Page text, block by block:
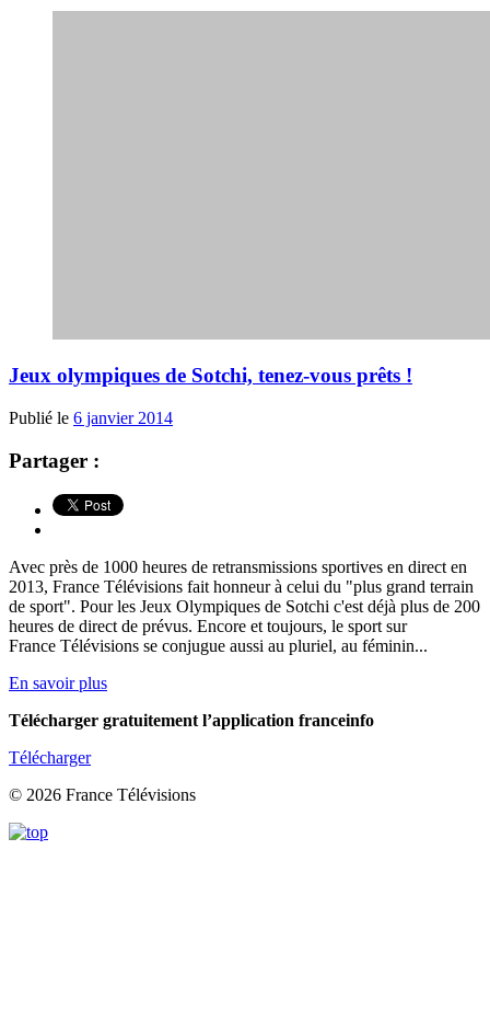
Jeux olympiques de Sotchi, tenez-vous prêts !
Publié le 6 janvier 2014
Partager :
Avec près de 1000 heures de retransmissions sportives en direct en
2013, France Télévisions fait honneur à celui du "plus grand terrain
de sport". Pour les Jeux Olympiques de Sotchi c'est déjà plus de 200
heures de direct de prévus. Encore et toujours, le sport sur
France Télévisions se conjugue aussi au pluriel, au féminin...
En savoir plus
Télécharger gratuitement l’application franceinfo
Télécharger
© 2026 France Télévisions